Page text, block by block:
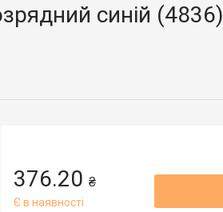
синій (4836)
376.20 ₴
Є в наявності